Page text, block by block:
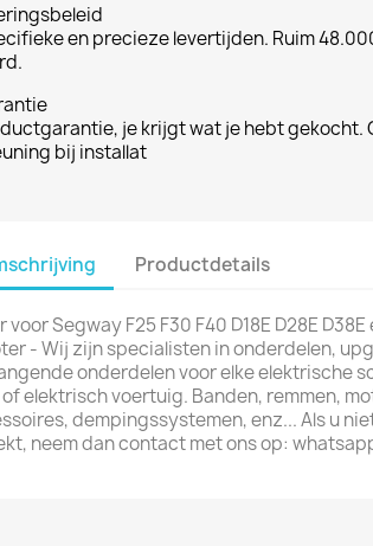
en precieze levertijden. Ruim
je krijgt wat je hebt gekocht.
bij installat
Productdetails
voor Segway F25 F30 F40 D18E D28E
- Wij zijn specialisten in onderdelen,
onderdelen voor elke elektrische
elektrisch voertuig. Banden, remmen,
dempingssystemen, enz... Als u
neem dan contact met ons op: